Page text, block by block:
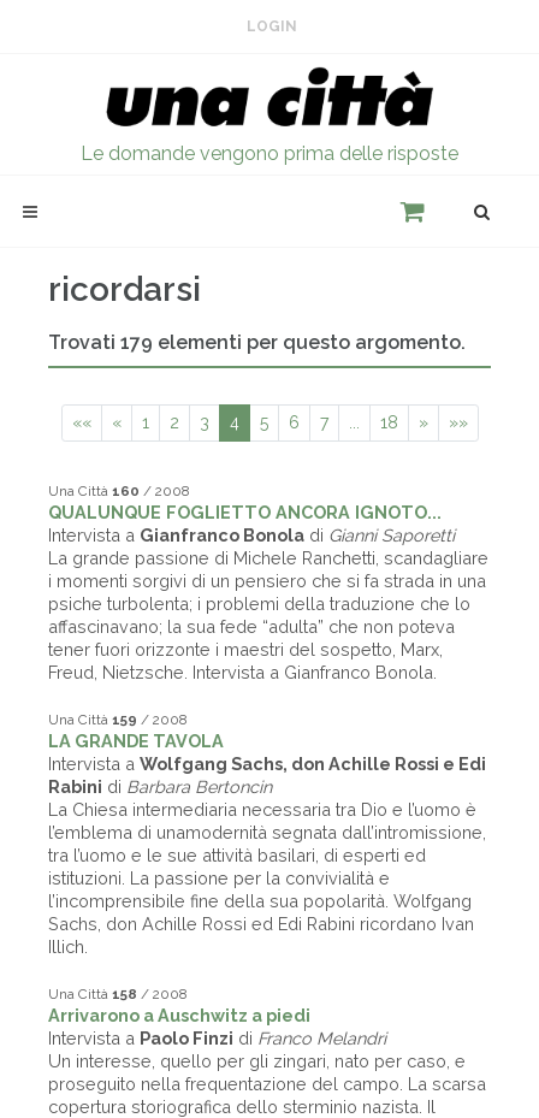
LOGIN
Le domande vengono prima delle risposte
ricordarsi
Trovati 179 elementi per questo argomento.
«« « 1 2 3 4 5 6 7 18 » »»
Una Città 160 / 2008
QUALUNQUE FOGLIETTO ANCORA IGNOTO...
Intervista a Gianfranco Bonola di Gianni Saporetti
La grande passione di Michele Ranchetti, scandagliare
i momenti sorgivi di un pensiero che si fa strada in una
psiche turbolenta; i problemi della traduzione che lo
affascinavano; la sua fede “adulta” che non poteva
tener fuori orizzonte i maestri del sospetto, Marx,
Freud, Nietzsche. Intervista a Gianfranco Bonola.
Una Città 159 / 2008
LA GRANDE TAVOLA
Intervista a Wolfgang Sachs, don Achille Rossi e Edi
Rabini di Barbara Bertoncin
La Chiesa intermediaria necessaria tra Dio e l’uomo è
l’emblema di unamodernità segnata dall’intromissione,
tra l’uomo e le sue attività basilari, di esperti ed
istituzioni. La passione per la convivialità e
l’incomprensibile fine della sua popolarità. Wolfgang
Sachs, don Achille Rossi ed Edi Rabini ricordano Ivan
Illich.
Una Città 158 / 2008
Arrivarono a Auschwitz a piedi
Intervista a Paolo Finzi di Franco Melandri
Un interesse, quello per gli zingari, nato per caso, e
proseguito nella frequentazione del campo. La scarsa
copertura storiografica dello sterminio nazista. Il